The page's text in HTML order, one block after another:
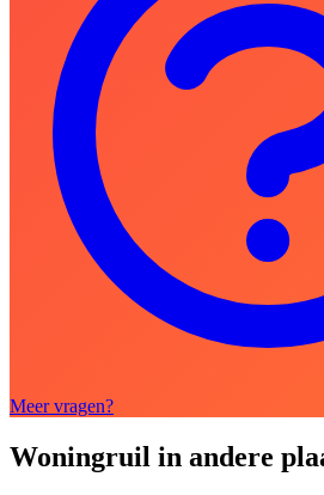
Meer vragen?
Woningruil in andere